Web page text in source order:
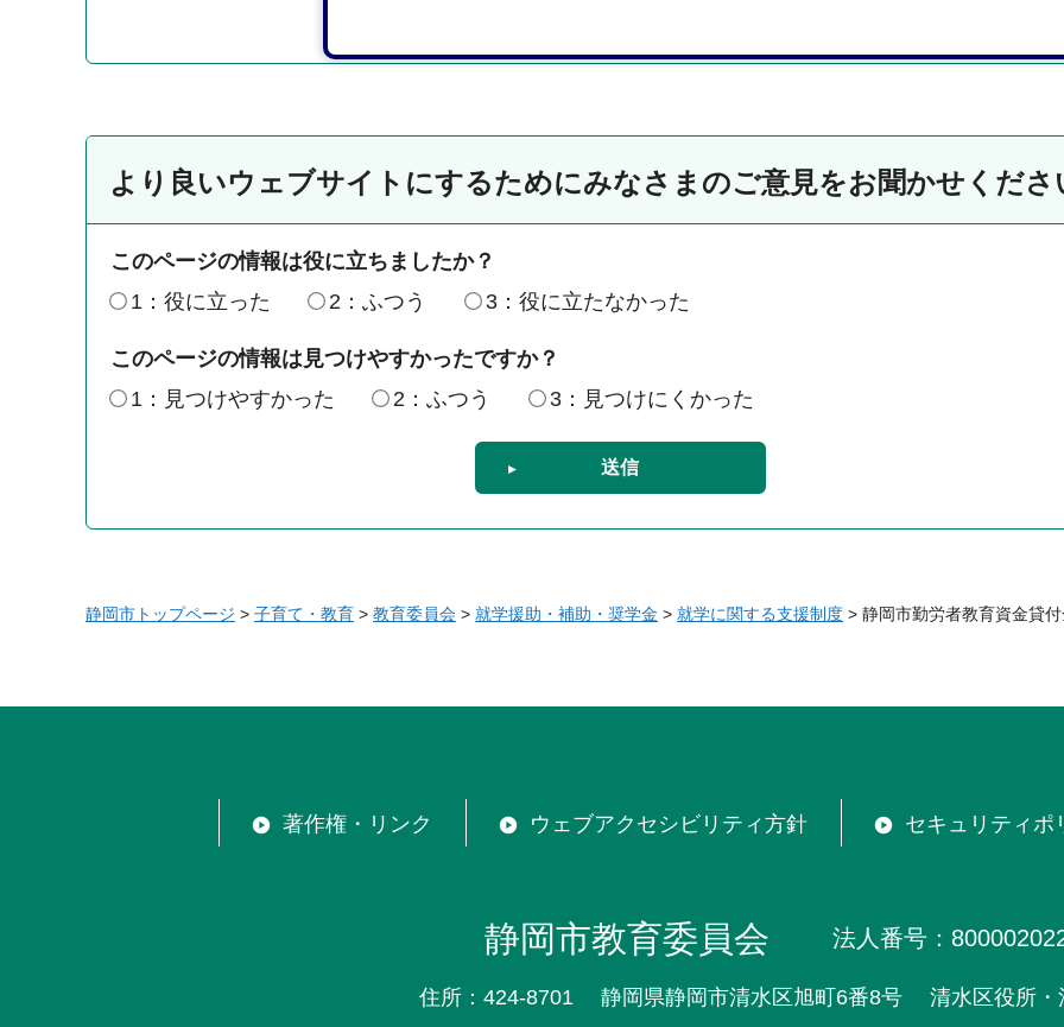
より良いウェブサイトにするためにみなさまのご意見をお聞かせくださ
このページの情報は役に立ちましたか？
1：役に立った
2：ふつう 3：役に立たなかった
このページの情報は見つけやすかったですか？
1：見つけやすかった
2：ふつう 3：見つけにくかった
静岡市トップページ > 子育て・教育 > 教育委員会 > 就学援助・補助・奨学金 > 就学に関する支援制度 > 静岡市勤労者教育資金貸
著作権・リンク ウェブアクセシビリティ方針 セキュリティポ
静岡市教育委員会 法人番号：
住所：424-8701 静岡県静岡市清水区旭町6番8号 清水区役所